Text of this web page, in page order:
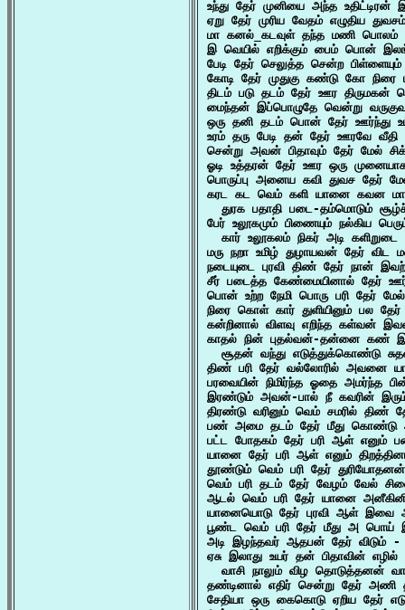
உந்து தேர் முனியை அந்த
ஏறு தேர் முரிய வேதம் எழுதிய
மா கனல்_கடவுள் தந்த மணி
இ வெயில் எறிக்கும் பைம் பொன்
பேடி தேர் செலுத்த சென்ற
கோடி தேர் முதுகு கண்டு கோ
திடம் படு தடம் தேர் ஊர
மைந்தன் இப்பொழுதே வென்று
ஒரு தனி தடம் பொன் தேர் ஊர்ந்து
உரம் தரு பேடி தன் தேர் ஊரவே வீதி
சென்று அவன் பிதாவும் தேர் மேல்
ஓடி உத்தரன் தேர் ஊர ஒரு
பொருப்பு அனைய கவி துவச தேர்
கரட கட வெம் களி யானை கவன
துரக பதாதி படை-தம்மொடும்
பேர் உலூகமும் பிணையும் நல்கிய
கார் உலூகலம் நிகர் அடி
மரு நறா உமிழ் துழாயவன் தேர் விட
நடையுடை புரவி திண் தேர் நான்
சீர் படைத்த கேண்மையினால் தேர்
பொன் உற்ற நேமி பொரு பரி தேர்
நிரை கொள் கார் துளியினும் பல
கன்றினால் விளவு எறிந்த கள்வன்
காதல் நின் புதல்வன்-தன்னை கண்
சூதன் வந்து எடுத்துக்கொண்டு
திண் பரி தேர் வல்லோரில் அவனை
பரவையின் நிமிர்ந்த ஓதை அமர்ந்த
இரண்டும் அவன்-பால் நீ கவரின்
திரண்டு வரினும் வெம் சமரில் திண்
பண் அமை தடம் தேர் மீது கொண்டு
பட்ட போதகம் தேர் பரி ஆள் எனும்
யானை தேர் பரி ஆள் எனும்
தூண்டும் வெம் பரி தேர்
வெம் பரி தடம் தேர் வேழம் வேல்
ஆடல் வெம் பரி தேர் யானை
யானையொடு தேர் புரவி ஆள் இவை
பூண்ட வெம் பரி தேர் மீது அ பொய்
அடி இழந்தவர் ஆதபன் தேர் விடும் -
ஏசு இலாது உயர் தன் பிதாவின் எழில்
வாசி நாலும் விழ தொடுத்தனன்
தண்டினால் எதிர் சென்று தேர் அணி
சேதியா ஒரு கைகொடு ஏறிய தேர்